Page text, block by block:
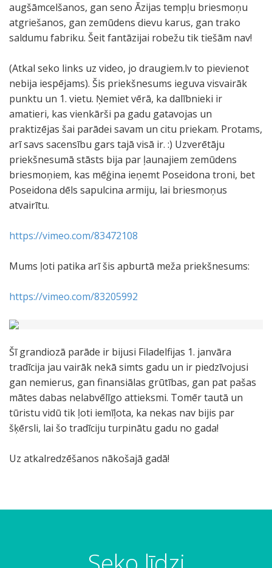
augšāmcelšanos, gan seno Āzijas tempļu briesmoņu
atgriešanos, gan zemūdens dievu karus, gan trako
saldumu fabriku. Šeit fantāzijai robežu tik tiešām nav!
(Atkal seko links uz video, jo draugiem.lv to pievienot
nebija iespējams). Šis priekšnesums ieguva visvairāk
punktu un 1. vietu. Ņemiet vērā, ka dalībnieki ir
amatieri, kas vienkārši pa gadu gatavojas un
praktizējas šai parādei savam un citu priekam. Protams,
arī savs sacensību gars tajā visā ir. :) Uzverētāju
priekšnesumā stāsts bija par ļaunajiem zemūdens
briesmoņiem, kas mēģina ieņemt Poseidona troni, bet
Poseidona dēls sapulcina armiju, lai briesmoņus
atvairītu.
https://vimeo.com/83472108
Mums ļoti patika arī šis apburtā meža priekšnesums:
https://vimeo.com/83205992
Šī grandiozā parāde ir bijusi Filadelfijas 1. janvāra
tradīcija jau vairāk nekā simts gadu un ir piedzīvojusi
gan nemierus, gan finansiālas grūtības, gan pat pašas
mātes dabas nelabvēlīgo attieksmi. Tomēr tautā un
tūristu vidū tik ļoti iemīļota, ka nekas nav bijis par
šķērsli, lai šo tradīciju turpinātu gadu no gada!
Uz atkalredzēšanos nākošajā gadā!
s